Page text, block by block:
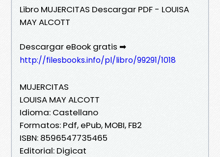
Libro MUJERCITAS Descargar PDF - LOUISA
MAY ALCOTT
Descargar eBook gratis ➡
http://filesbooks.info/pl/libro/99291/1018
MUJERCITAS
LOUISA MAY ALCOTT
Idioma: Castellano
Formatos: Pdf, ePub, MOBI, FB2
ISBN: 8596547735465
Editorial: Digicat